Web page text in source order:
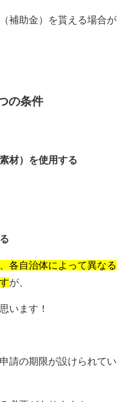
補助金）を貰える場合が
の条件
材）を使用する
各自治体によって異なる
が、
います！
請の期限が設けられてい